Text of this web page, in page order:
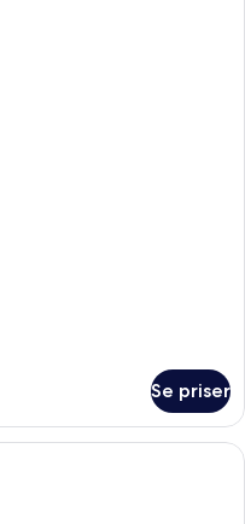
Se priser